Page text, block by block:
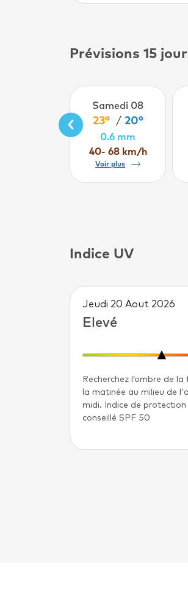
Prévisions 15
Samedi 08
23° / 20°
0.6 mm
40- 68 km/h
Voir plus
‹
Indice UV
Jeudi 20 Aout 2026
Elevé
Recherchez l’ombre de la
la matinée au milieu de
midi. Indice de protection
conseillé SPF 50